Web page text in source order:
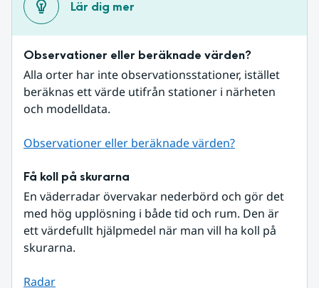
Lär dig mer
Observationer eller beräknade värden?
Alla orter har inte observationsstationer, istället
beräknas ett värde utifrån stationer i närheten
och modelldata.
Observationer eller beräknade värden?
Få koll på skurarna
En väderradar övervakar nederbörd och gör det
med hög upplösning i både tid och rum. Den är
ett värdefullt hjälpmedel när man vill ha koll på
skurarna.
Radar